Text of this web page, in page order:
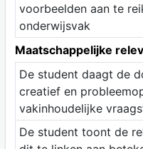
voorbeelden aan te
onderwijsvak
Maatschappelijke
De student daagt de
creatief en
vakinhoudelijke
De student toont de